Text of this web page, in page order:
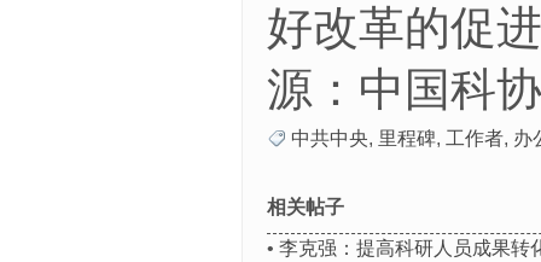
好改革的促
源：中国科
中共中央, 里程碑, 工作者, 办
相关帖子
• 李克强：提高科研人员成果转